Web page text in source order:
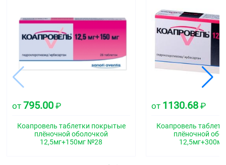
от 795.00 ₽
Коапровель таблетки покрытые
плёночной оболочкой
12,5мг+150мг №28
от 1130.68 ₽
Коапровель
плёночной